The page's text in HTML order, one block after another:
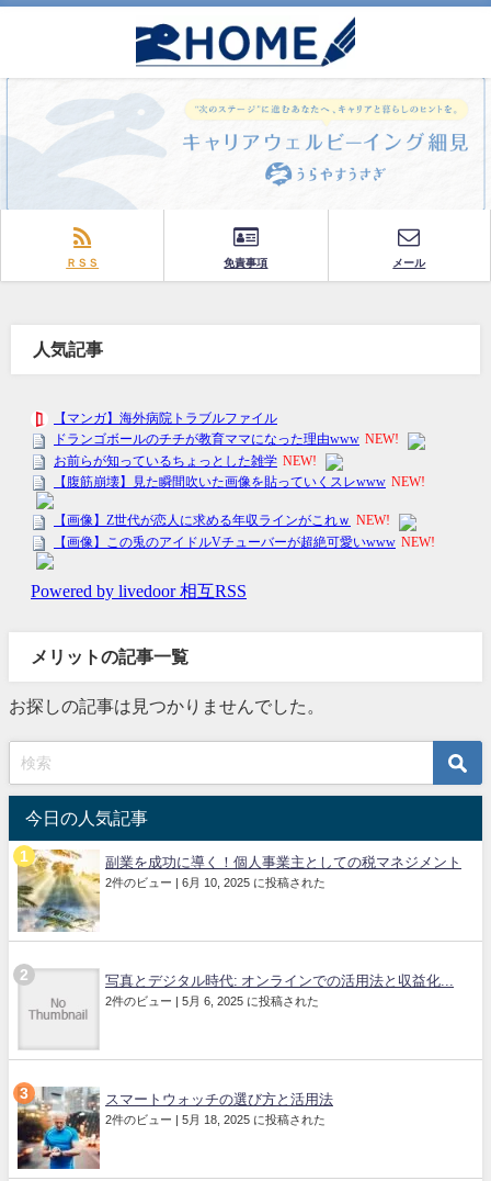
ＲＳＳ 免責事項 メール
人気記事
メリットの記事一覧
お探しの記事は見つかりませんでした。
今日の人気記事
副業を成功に導く！個人事業主としての税マネジメント
2件のビュー | 6月 10, 2025 に投稿された
写真とデジタル時代: オンラインでの活用法と収益化...
2件のビュー | 5月 6, 2025 に投稿された
スマートウォッチの選び方と活用法
2件のビュー | 5月 18, 2025 に投稿された